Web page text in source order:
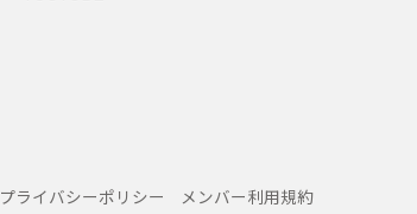
プライバシーポリシー メンバー利用規約